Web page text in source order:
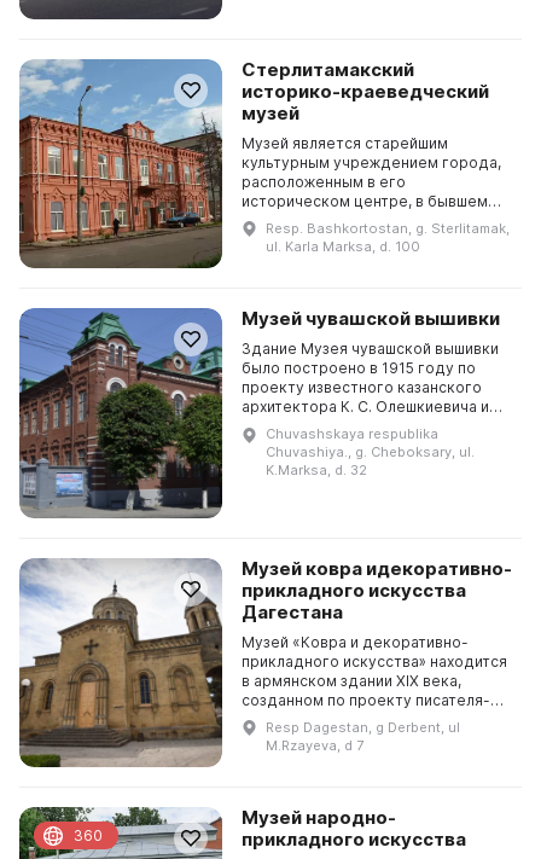
Стерлитамакский
историко-краеведческий
музей
Музей является старейшим
культурным учреждением города,
расположенным в его
историческом центре, в бывшем
филиале сибирского купеческого
банка. Посетители могут посетить
залы дореволюционной истории г...
Resp. Bashkortostan, g. Sterlitamak,
ul. Karla Marksa, d. 100
Музей чувашской вышивки
Здание Музея чувашской вышивки
было построено в 1915 году по
проекту известного казанского
архитектора К. С. Олешкиевича и
внесено в единый государственный
реестр объектов культурного
наследия народов...
Chuvashskaya respublika
Chuvashiya., g. Cheboksary, ul.
K.Marksa, d. 32
Музей ковра идекоративно-
прикладного искусства
Дагестана
Музей «Ковра и декоративно-
прикладного искусства» находится
в армянском здании XIX века,
созданном по проекту писателя-
демократа Г. Сундукяна. В музее
представлены изделия и предметы,
характерные для ...
Resp Dagestan, g Derbent, ul
M.Rzayeva, d 7
Музей народно-
прикладного искусства
360